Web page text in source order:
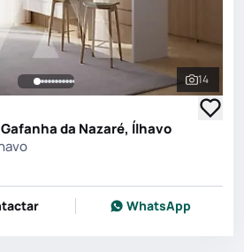
Ver
14
da Nazaré, Ílhavo
WhatsApp